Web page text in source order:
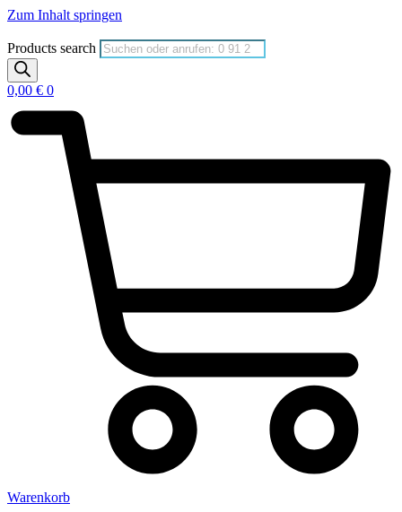
Zum Inhalt springen
Products search
0,00 € 0
Warenkorb